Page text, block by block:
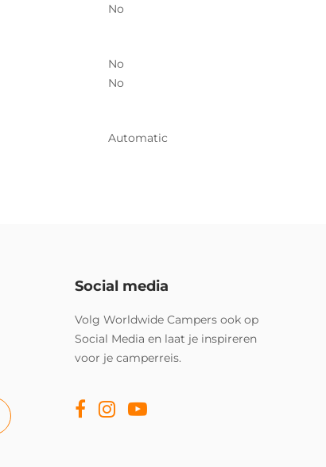
No
No
No
Automatic
Social media
Volg Worldwide Campers ook op
Social Media en laat je inspireren
voor je camperreis.